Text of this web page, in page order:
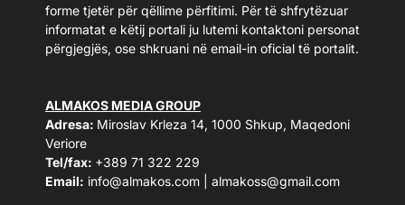
forme tjetër për qëllime përfitimi. Për të shfrytëzuar
informatat e këtij portali ju lutemi kontaktoni personat
përgjegjës, ose shkruani në email-in oficial të portalit.
ALMAKOS MEDIA GROUP
Adresa: Miroslav Krleza 14, 1000 Shkup, Maqedoni
Veriore
Tel/fax: +389 71 322 229
Email: info@almakos.com almakoss@gmail.com